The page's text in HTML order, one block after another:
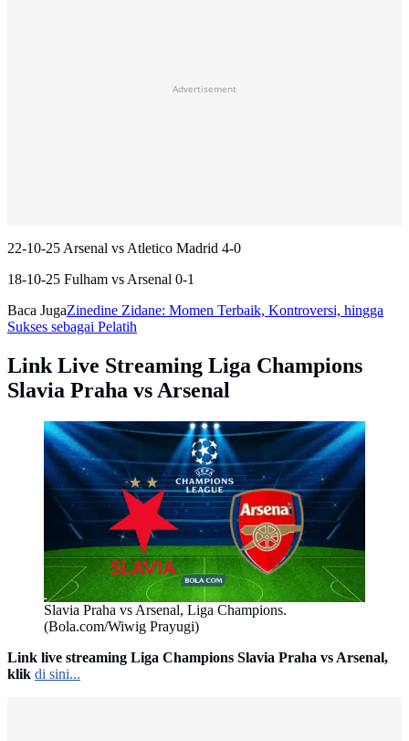
Advertisement
22-10-25 Arsenal vs Atletico Madrid 4-0
18-10-25 Fulham vs Arsenal 0-1
Baca JugaZinedine Zidane: Momen Terbaik, Kontroversi, hingga
Sukses sebagai Pelatih
Link Live Streaming Liga Champions
Slavia Praha vs Arsenal
Slavia Praha vs Arsenal, Liga Champions.
(Bola.com/Wiwig Prayugi)
Link live streaming Liga Champions Slavia Praha vs Arsenal,
klik di sini...